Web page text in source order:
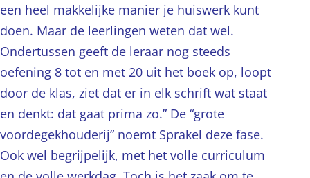
een heel makkelijke manier je huiswerk kunt
doen. Maar de leerlingen weten dat wel.
Ondertussen geeft de leraar nog steeds
oefening 8 tot en met 20 uit het boek op, loopt
door de klas, ziet dat er in elk schrift wat staat
en denkt: dat gaat prima zo.” De “grote
voordegekhouderij” noemt Sprakel deze fase.
Ook wel begrijpelijk, met het volle curriculum